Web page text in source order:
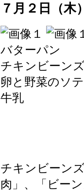
７月２日（
バターパン
チキンビーンズ
卵と野菜のソ
牛乳
チキンビーン
肉」、「ビー